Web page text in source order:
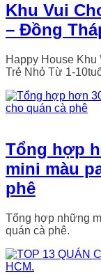
Khu Vui
– Đồng
Happy House
Trẻ Nhỏ Từ 1-
Tổng hợp
mini màu
phê
Tổng hợp những
quán cà phê.